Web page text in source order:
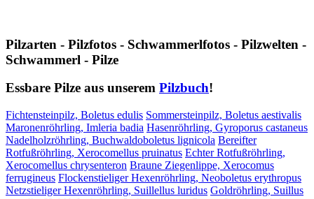
Pilzarten - Pilzfotos - Schwammerlfotos - Pilzwelten -
Schwammerl - Pilze
Essbare Pilze aus unserem Pilzbuch!
Fichtensteinpilz, Boletus edulis Sommersteinpilz, Boletus aestivalis
Maronenröhrling, Imleria badia Hasenröhrling, Gyroporus castaneus
Nadelholzröhrling, Buchwaldoboletus lignicola Bereifter
Rotfußröhrling, Xerocomellus pruinatus Echter Rotfußröhrling,
Xerocomellus chrysenteron Braune Ziegenlippe, Xerocomus
ferrugineus Flockenstieliger Hexenröhrling, Neoboletus erythropus
Netzstieliger Hexenröhrling, Suillellus luridus Goldröhrling, Suillus